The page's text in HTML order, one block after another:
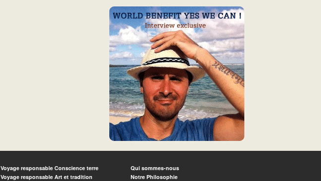
Voyage responsable Conscience terre
Voyage responsable Art et tradition
Qui sommes-nous
Notre Philosophie